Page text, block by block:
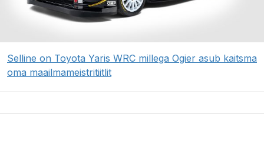
Selline on Toyota Yaris WRC millega Ogier asub kaitsma
oma maailmameistritiitlit